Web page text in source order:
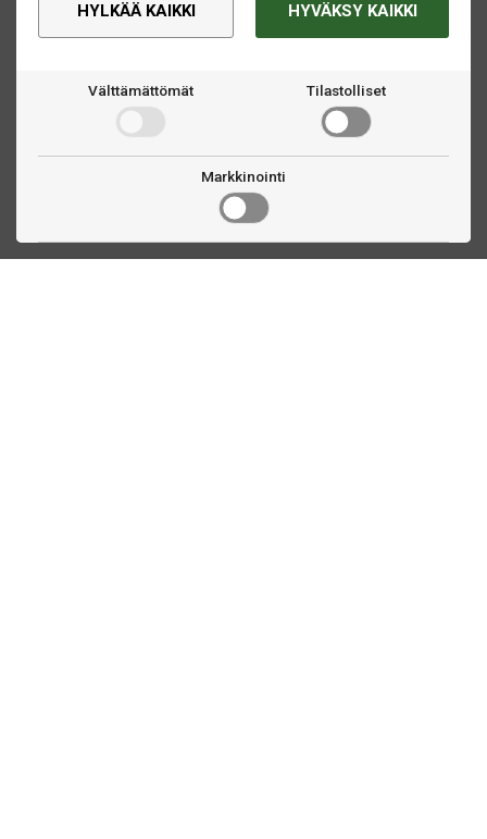
HYLKÄÄ KAIKKI HYVÄKSY KAIKKI
Välttämättömät Tilastolliset
Markkinointi